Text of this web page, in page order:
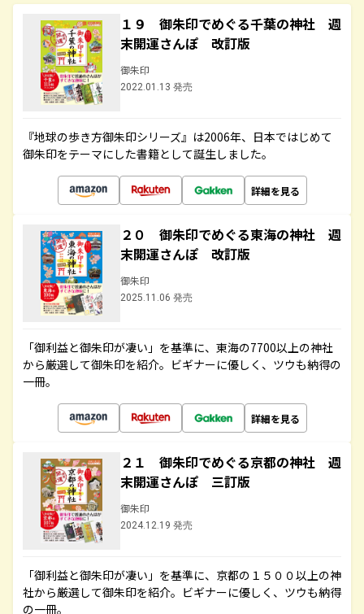
１９ 御朱印でめぐる千葉の神社 週
末開運さんぽ 改訂版
御朱印
2022.01.13 発売
『地球の歩き方御朱印シリーズ』は2006年、日本ではじめて
御朱印をテーマにした書籍として誕生しました。
詳細を見る
２０ 御朱印でめぐる東海の神社 週
末開運さんぽ 改訂版
御朱印
2025.11.06 発売
「御利益と御朱印が凄い」を基準に、東海の7700以上の神社
から厳選して御朱印を紹介。ビギナーに優しく、ツウも納得の
一冊。
詳細を見る
２１ 御朱印でめぐる京都の神社 週
末開運さんぽ 三訂版
御朱印
2024.12.19 発売
「御利益と御朱印が凄い」を基準に、京都の１５００以上の神
社から厳選して御朱印を紹介。ビギナーに優しく、ツウも納得
の一冊。